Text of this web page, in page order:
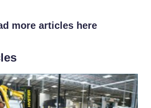
more articles here